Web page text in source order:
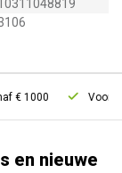
€ 1000 Voor
en nieuwe